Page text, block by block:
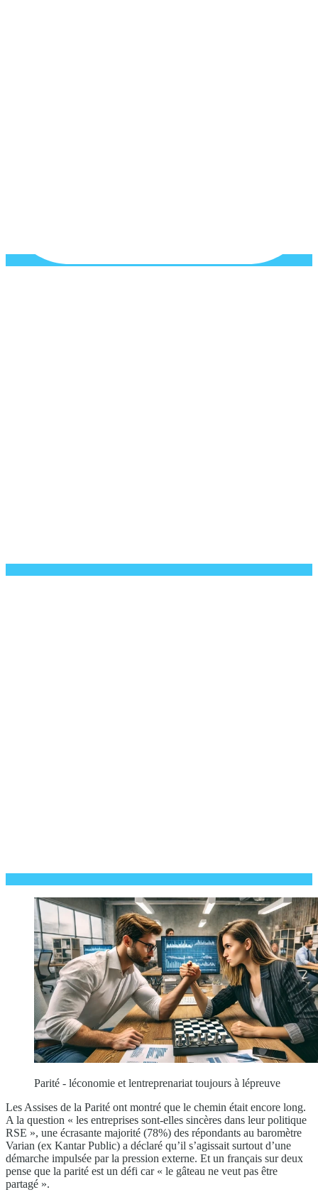
Parité - léconomie et lentreprenariat toujours à lépreuve
Les Assises de la Parité ont montré que le chemin était encore long.
A la question « les entreprises sont-elles sincères dans leur politique
RSE », une écrasante majorité (78%) des répondants au baromètre
Varian (ex Kantar Public) a déclaré qu’il s’agissait surtout d’une
démarche impulsée par la pression externe. Et un français sur deux
pense que la parité est un défi car « le gâteau ne veut pas être
partagé ».